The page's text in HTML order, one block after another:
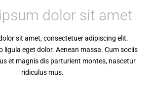
dolor sit amet
sit amet, consectetuer adipiscing elit.
ligula eget dolor. Aenean massa. Cum sociis
et magnis dis parturient montes, nascetur
ridiculus mus.